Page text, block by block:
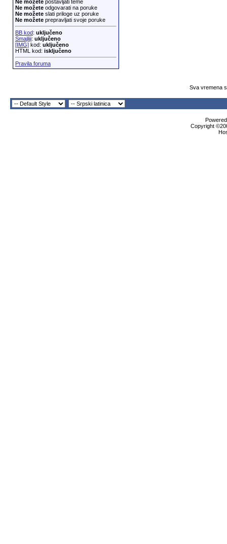
Ne možetepostavljati teme
Ne možeteodgovarati na poruke
Ne možeteslati priloge uz poruke
Ne možeteprepravljati svoje poruke
BB kod: uključeno
Smajliji: uključeno
[IMG]kod: uključeno
HTML kod: isključeno
Pravila foruma
Sva vremena
Copyright